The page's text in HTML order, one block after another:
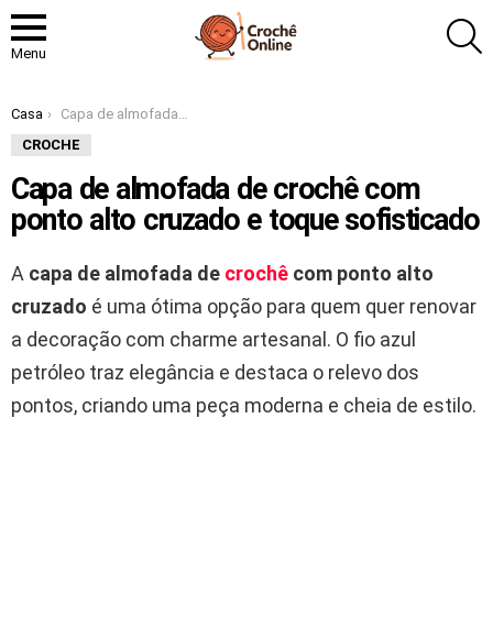
Menu
Você está aqui:
Casa
Capa de almofada de crochê com ponto alto cruzado e toque sofisticado
CROCHE
Capa de almofada de crochê com
ponto alto cruzado e toque sofisticado
A capa de almofada de crochê com ponto alto
cruzado é uma ótima opção para quem quer renovar
a decoração com charme artesanal. O fio azul
petróleo traz elegância e destaca o relevo dos
pontos, criando uma peça moderna e cheia de estilo.